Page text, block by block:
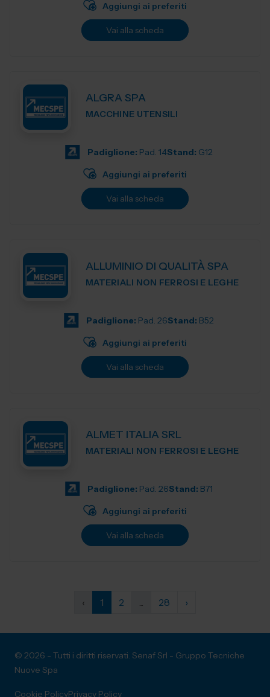
Aggiungi ai preferiti
Vai alla scheda
ALGRA SPA
MACCHINE UTENSILI
Padiglione: Pad. 14Stand: G12
Aggiungi ai preferiti
Vai alla scheda
ALLUMINIO DI QUALITÀ SPA
MATERIALI NON FERROSI E LEGHE
Padiglione: Pad. 26Stand: B52
Aggiungi ai preferiti
Vai alla scheda
ALMET ITALIA SRL
MATERIALI NON FERROSI E LEGHE
Padiglione: Pad. 26Stand: B71
Aggiungi ai preferiti
Vai alla scheda
‹ 1 2 ... 28 ›
© 2026 - Tutti i diritti riservati. Senaf Srl - Gruppo Tecniche
Nuove Spa
Cookie PolicyPrivacy Policy